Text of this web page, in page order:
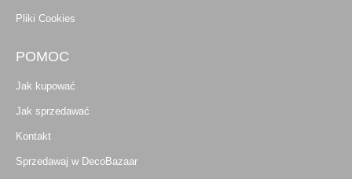
Pliki Cookies
POMOC
Jak kupować
Jak sprzedawać
Kontakt
Sprzedawaj w DecoBazaar